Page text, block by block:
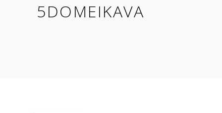
5DOMEIKAVA